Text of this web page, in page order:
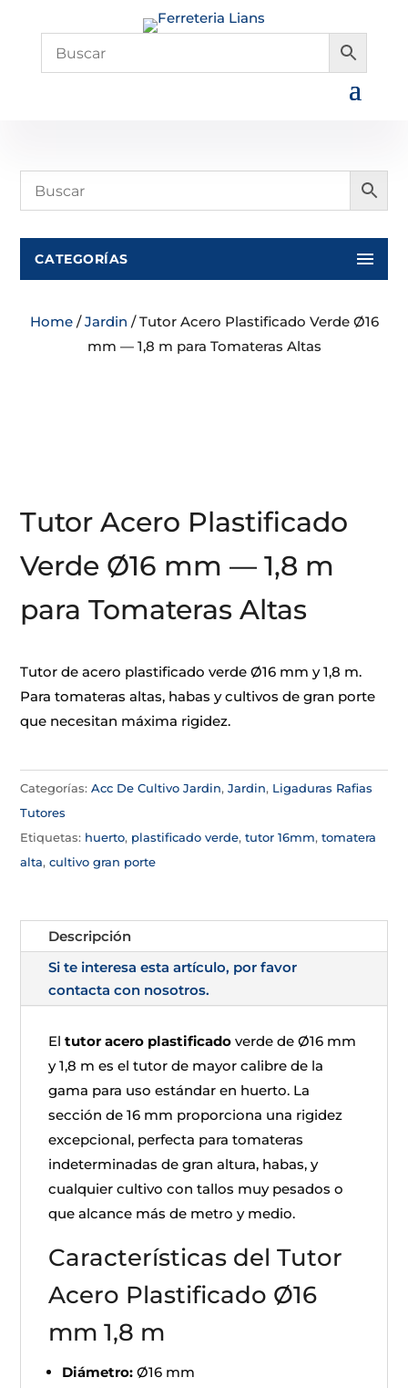
CATEGORÍAS
Home/Jardin / Tutor Acero Plastificado Verde Ø16
mm — 1,8 m para Tomateras Altas
Tutor Acero Plastificado
Verde Ø16 mm — 1,8 m
para Tomateras Altas
Tutor de acero plastificado verde Ø16 mm y 1,8 m.
Para tomateras altas, habas y cultivos de gran porte
que necesitan máxima rigidez.
Categorías:Acc De Cultivo Jardin,Jardin, Ligaduras Rafias
Tutores
Etiquetas: huerto, plastificado verde,tutor 16mm,tomatera
alta,cultivo gran porte
Descripción
Si te interesa esta artículo, por favor
contacta con nosotros.
Eltutor acero plastificado verde de Ø16 mm
y 1,8 m es el tutor de mayor calibre de la
gama para uso estándar en huerto. La
sección de 16 mm proporciona una rigidez
excepcional, perfecta para tomateras
indeterminadas de gran altura, habas, y
cualquier cultivo con tallos muy pesados o
que alcance más de metro y medio.
Características del Tutor
Acero Plastificado Ø16
mm 1,8 m
Diámetro: Ø16 mm